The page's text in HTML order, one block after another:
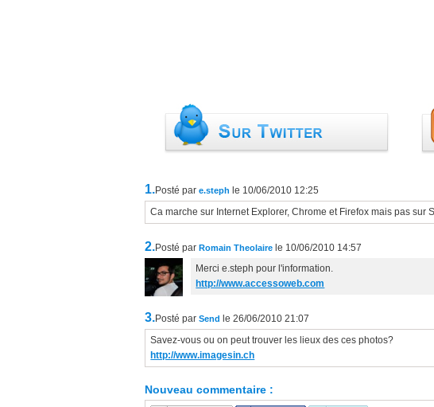
1.Posté par e.steph le 10/06/2010 12:25
Ca marche sur Internet Explorer, Chrome et Firefox mais pas sur
2.Posté par Romain Theolaire le 10/06/2010 14:57
Merci e.steph pour l'information.
http://www.accessoweb.com
3.Posté par Send le 26/06/2010 21:07
Savez-vous ou on peut trouver les lieux des ces photos?
http://www.imagesin.ch
Nouveau commentaire :